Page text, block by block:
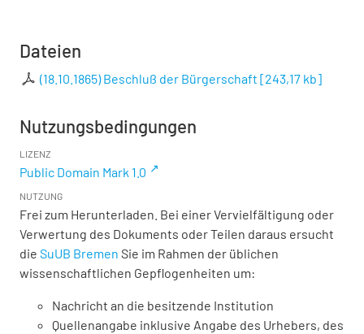
Dateien
(18.10.1865) Beschluß der Bürgerschaft [243,17 kb]
Nutzungsbedingungen
LIZENZ
Public Domain Mark 1.0
NUTZUNG
Frei zum Herunterladen. Bei einer Vervielfältigung oder
Verwertung des Dokuments oder Teilen daraus ersucht
die SuUB Bremen Sie im Rahmen der üblichen
wissenschaftlichen Gepflogenheiten um:
Nachricht an die besitzende Institution
Quellenangabe inklusive Angabe des Urhebers, des